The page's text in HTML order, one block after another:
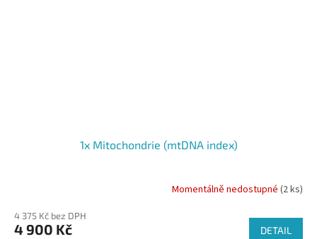
1x Mitochondrie (mtDNA index)
Momentálně nedostupné (2 ks)
4 375 Kč bez DPH
4 900 Kč DETAIL